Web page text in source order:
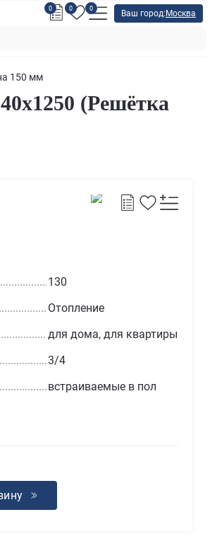
0 0 0
Ваш город: Москва
150 мм
(Решётка
130
Отопление
для дома, для квартиры
3/4
встраиваемые в пол